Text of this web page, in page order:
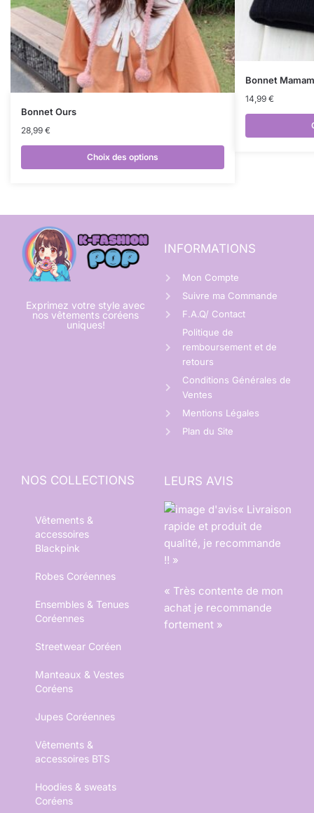
Bonnet Ours
28,99 €
Choix des options
Bonnet
14,99 €
Exprimez votre style avec
nos vêtements coréens
uniques!
INFORMATIONS
Mon Compte
Suivre ma Commande
F.A.Q/ Contact
Politique de
remboursement et de
retours
Conditions Générales de
Ventes
Mentions Légales
Plan du Site
NOS COLLECTIONS
Vêtements &
accessoires
Blackpink
Robes Coréennes
Ensembles & Tenues
Coréennes
Streetwear Coréen
Manteaux & Vestes
Coréens
Jupes Coréennes
Vêtements &
accessoires BTS
Hoodies & sweats
Coréens
LEURS AVIS
« Livraison
rapide et produit de
qualité, je recommande
!! »
« Très contente de mon
achat je recommande
fortement »